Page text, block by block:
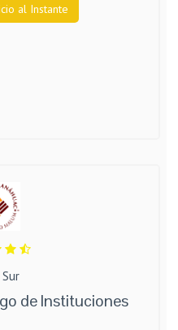
al Instante
de Instituciones